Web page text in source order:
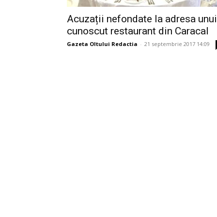
Acuzații nefondate la adresa unui
cunoscut restaurant din Caracal
Gazeta Oltului Redactia - 21 septembrie 2017 14:09